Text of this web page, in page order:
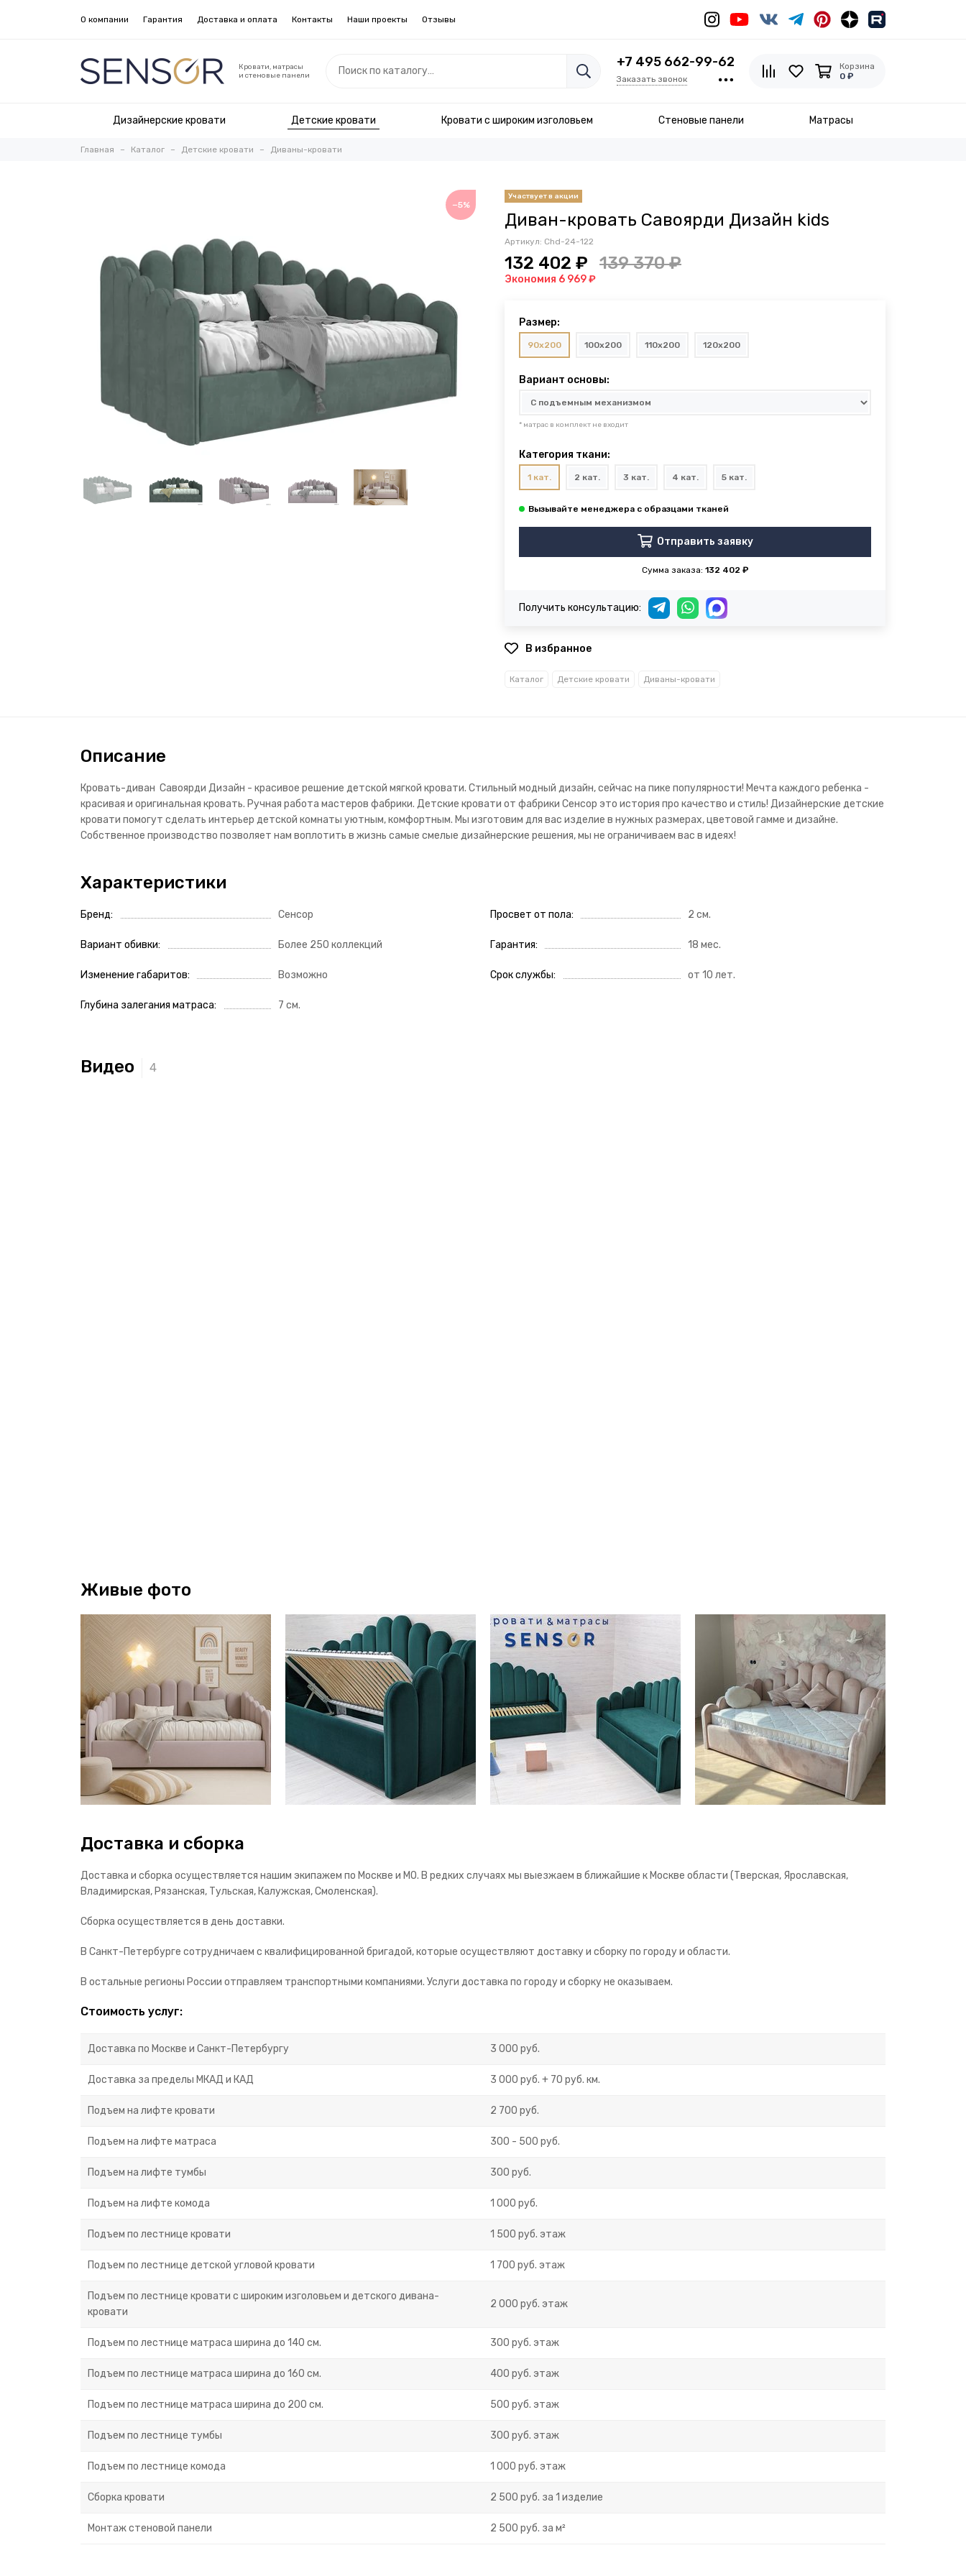
О компании Гарантия Доставка и оплата Контакты Наши проекты Отзывы
Кровати, матрасы
и стеновые панели
+7 495 662-99-62
Заказать звонок
Корзина
0 ₽
Дизайнерские кровати Детские кровати Кровати с широким изголовьем Стеновые панели Матрасы
Главная Каталог Детские кровати Диваны-кровати
−5%
Диван-кровать Савоярди Дизайн kids
Артикул: Chd-24-122
132 402 ₽ 139 370 ₽
Экономия 6 969 ₽
Размер:
90x200 100x200 110x200 120x200
Вариант основы:
* матрас в комплект не входит
Категория ткани:
1 кат. 2 кат. 3 кат. 4 кат. 5 кат.
Отправить заявку
Сумма заказа: 132 402 ₽
Получить консультацию:
В избранное
Каталог Детские кровати Диваны-кровати
Описание
Кровать-диван Савоярди Дизайн - красивое решение детской мягкой кровати. Стильный модный дизайн, сейчас на пике популярности! Мечта каждого ребенка -
красивая и оригинальная кровать. Ручная работа мастеров фабрики. Детские кровати от фабрики Сенсор это история про качество и стиль! Дизайнерские детские
кровати помогут сделать интерьер детской комнаты уютным, комфортным. Мы изготовим для вас изделие в нужных размерах, цветовой гамме и дизайне.
Собственное производство позволяет нам воплотить в жизнь самые смелые дизайнерские решения, мы не ограничиваем вас в идеях!
Характеристики
Бренд Сенсор
Вариант обивки Более 250 коллекций
Изменение габаритов Возможно
Глубина залегания матраса 7 см.
Просвет от пола 2 см.
Гарантия 18 мес.
Срок службы от 10 лет.
Видео
Живые фото
Доставка и сборка
Доставка и сборка осуществляется нашим экипажем по Москве и МО. В редких случаях мы выезжаем в ближайшие к Москве области (Тверская, Ярославская,
Владимирская, Рязанская, Тульская, Калужская, Смоленская).
Сборка осуществляется в день доставки.
В Санкт-Петербурге сотрудничаем с квалифицированной бригадой, которые осуществляют доставку и сборку по городу и области.
В остальные регионы России отправляем транспортными компаниями. Услуги доставка по городу и сборку не оказываем.
Стоимость услуг:
Доставка по Москве и Санкт-Петербургу 3 000 руб.
Доставка за пределы МКАД и КАД 3 000 руб. + 70 руб. км.
Подъем на лифте кровати 2 700 руб.
Подъем на лифте матраса 300 - 500 руб.
Подъем на лифте тумбы 300 руб.
Подъем на лифте комода 1 000 руб.
Подъем по лестнице кровати 1 500 руб. этаж
Подъем по лестнице детской угловой кровати 1 700 руб. этаж
Подъем по лестнице кровати с широким изголовьем и детского дивана-
кровати
2 000 руб. этаж
Подъем по лестнице матраса ширина до 140 см. 300 руб. этаж
Подъем по лестнице матраса ширина до 160 см. 400 руб. этаж
Подъем по лестнице матраса ширина до 200 см. 500 руб. этаж
Подъем по лестнице тумбы 300 руб. этаж
Подъем по лестнице комода 1 000 руб. этаж
Сборка кровати 2 500 руб. за 1 изделие
Монтаж стеновой панели 2 500 руб. за м²